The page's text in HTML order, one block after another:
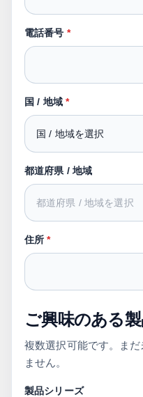
電話番号 *
国 / 地域 *
都道府県 / 地域
住所*
ご興味のある
複数選択可能です。ま
ません。
製品シリーズ